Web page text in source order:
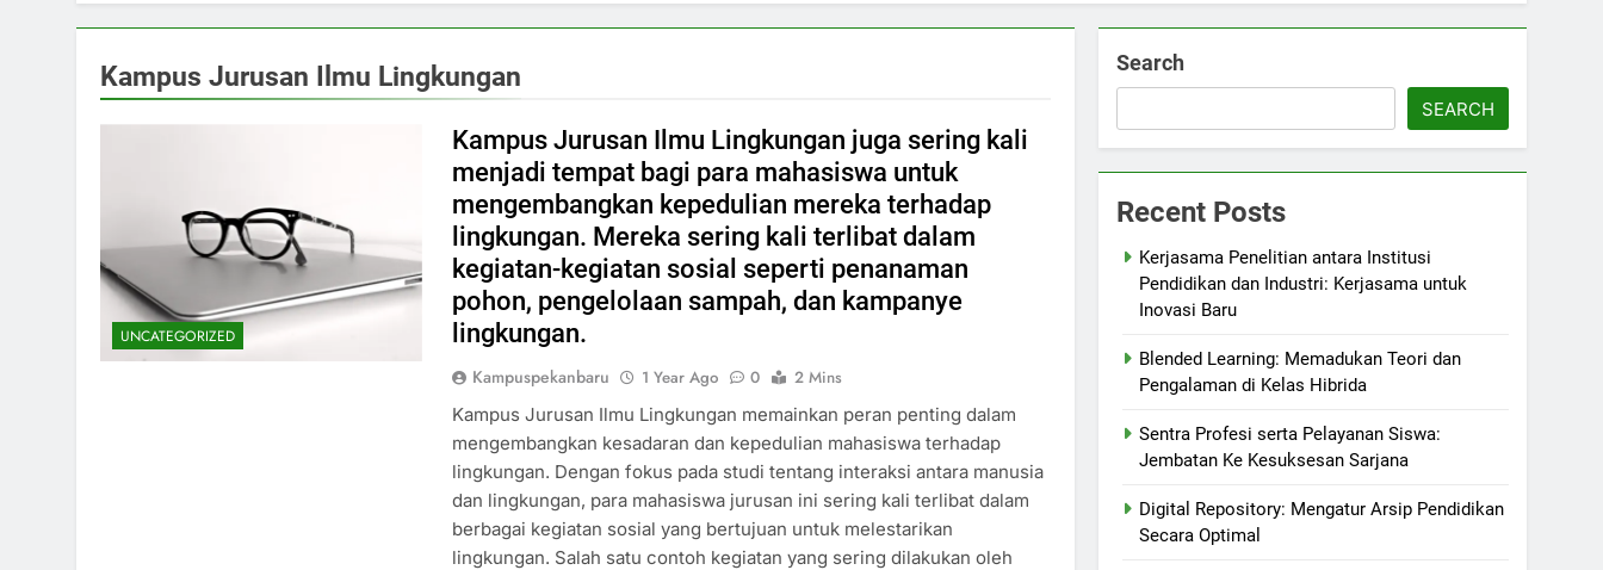
Kampus Jurusan Ilmu Lingkungan
UNCATEGORIZED
Kampus Jurusan Ilmu Lingkungan juga sering kali
menjadi tempat bagi para mahasiswa untuk
mengembangkan kepedulian mereka terhadap
lingkungan. Mereka sering kali terlibat dalam
kegiatan-kegiatan sosial seperti penanaman
pohon, pengelolaan sampah, dan kampanye
lingkungan.
Kampuspekanbaru 1 Year Ago 0
2 Mins
Kampus Jurusan Ilmu Lingkungan memainkan peran penting dalam
mengembangkan kesadaran dan kepedulian mahasiswa terhadap
lingkungan. Dengan fokus pada studi tentang interaksi antara manusia
dan lingkungan, para mahasiswa jurusan ini sering kali terlibat dalam
berbagai kegiatan sosial yang bertujuan untuk melestarikan
lingkungan. Salah satu contoh kegiatan yang sering dilakukan oleh
Search
SEARCH
Recent Posts
Kerjasama Penelitian antara Institusi
Pendidikan dan Industri: Kerjasama untuk
Inovasi Baru
Blended Learning: Memadukan Teori dan
Pengalaman di Kelas Hibrida
Sentra Profesi serta Pelayanan Siswa:
Jembatan Ke Kesuksesan Sarjana
Digital Repository: Mengatur Arsip Pendidikan
Secara Optimal